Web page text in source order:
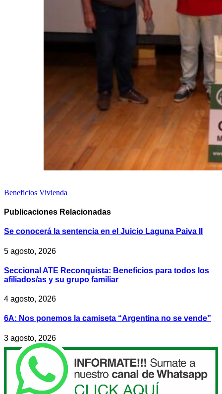
Beneficios Vivienda
Publicaciones Relacionadas
Se conocerá la sentencia en el Juicio Laguna Paiva II
5 agosto, 2026
Seccional ATE Reconquista: Beneficios para todos los
afiliados/as y su grupo familiar
4 agosto, 2026
6A: Nos ponemos la camiseta “Argentina no se vende”
3 agosto, 2026